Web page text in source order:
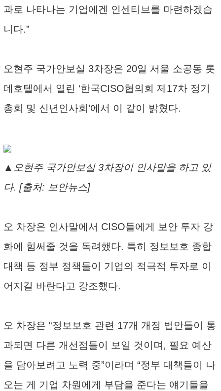
과로 나타나는 기업에겐 인센티브를 마련하겠습
니다.”
오현주 국가안보실 3차장은 20일 서울 소공동 롯
데호텔에서 열린 ‘한국CISO협의회 제17차 정기
총회 및 신년인사회’에서 이 같이 밝혔다.
▲오현주 국가안보실 3차장이 인사말을 하고 있
다. [출처: 보안뉴스]
오 차장은 인사말에서 CISO들에게 보안 투자 강
화에 힘써줄 것을 독려했다. 특히 정보보호 종합
대책 등 정부 정책들이 기업의 적극적 투자로 이
어지길 바란다고 강조했다.
오 차장은 “정보보호 관련 17개 개정 법안들이 통
과되면 다른 개선점들이 보일 것이며, 필요 예산
을 담아보려고 노력 중”이라며 “정부 대책들이 나
오는 게 기업 차원에게 부담을 준다는 얘기들을